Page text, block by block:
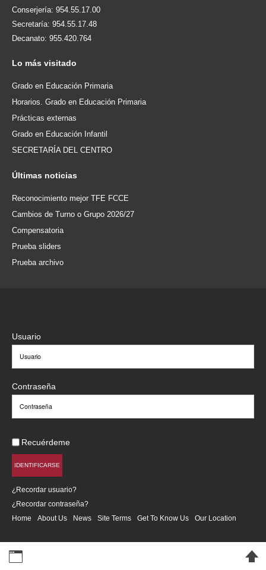
Conserjería: 954.55.17.00
Secretaría: 954.55.17.48
Decanato: 955.420.764
Lo más visitado
Grado en Educación Primaria
Horarios. Grado en Educación Primaria
Prácticas externas
Grado en Educación Infantil
SECRETARÍA DEL CENTRO
Últimas noticias
Reconocimiento mejor TFE FCCE
Cambios de Turno o Grupo 2026/27
Compensatoria
Prueba sliders
Prueba archivo
Usuario
Contraseña
Recuérdeme
IDENTIFICARSE
¿Recordar usuario?
¿Recordar contraseña?
Home
About Us News Site Terms Get To Know Us Our Location